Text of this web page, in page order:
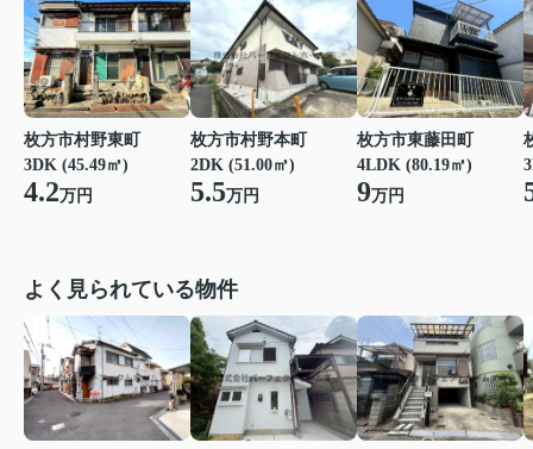
枚方市村野東町
3DK (45.49㎡)
4.2万円
枚方市村野本町
2DK (51.00㎡)
5.5万円
枚方市東藤田町
4LDK (80.19㎡)
9万円
よく見られている物件